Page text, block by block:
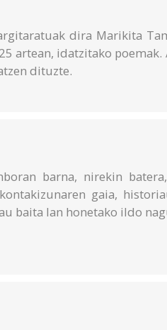
dira Marikita
artean, idatzitako
dituzte.
barna, nirekin
gaia,
baita lan honetako ildo